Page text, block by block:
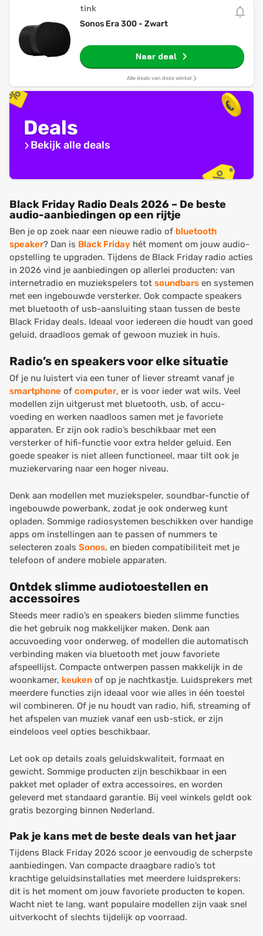
tink
Sonos Era 300 - Zwart
Naar deal
Alle deals van deze winkel
Deals
Bekijk alle deals
Black Friday Radio Deals 2026 – De beste
audio-aanbiedingen op een rijtje
Ben je op zoek naar een nieuwe radio of bluetooth
speaker? Dan is Black Friday hét moment om jouw audio-
opstelling te upgraden. Tijdens de Black Friday radio acties
in 2026 vind je aanbiedingen op allerlei producten: van
internetradio en muziekspelers tot soundbars en systemen
met een ingebouwde versterker. Ook compacte speakers
met bluetooth of usb-aansluiting staan tussen de beste
Black Friday deals. Ideaal voor iedereen die houdt van goed
geluid, draadloos gemak of gewoon muziek in huis.
Radio’s en speakers voor elke situatie
Of je nu luistert via een tuner of liever streamt vanaf je
smartphone of computer, er is voor ieder wat wils. Veel
modellen zijn uitgerust met bluetooth, usb, of accu-
voeding en werken naadloos samen met je favoriete
apparaten. Er zijn ook radio’s beschikbaar met een
versterker of hifi-functie voor extra helder geluid. Een
goede speaker is niet alleen functioneel, maar tilt ook je
muziekervaring naar een hoger niveau.
Denk aan modellen met muziekspeler, soundbar-functie of
ingebouwde powerbank, zodat je ook onderweg kunt
opladen. Sommige radiosystemen beschikken over handige
apps om instellingen aan te passen of nummers te
selecteren zoals Sonos, en bieden compatibiliteit met je
telefoon of andere mobiele apparaten.
Ontdek slimme audiotoestellen en
accessoires
Steeds meer radio’s en speakers bieden slimme functies
die het gebruik nog makkelijker maken. Denk aan
accuvoeding voor onderweg, of modellen die automatisch
verbinding maken via bluetooth met jouw favoriete
afspeellijst. Compacte ontwerpen passen makkelijk in de
woonkamer, keuken of op je nachtkastje. Luidsprekers met
meerdere functies zijn ideaal voor wie alles in één toestel
wil combineren. Of je nu houdt van radio, hifi, streaming of
het afspelen van muziek vanaf een usb-stick, er zijn
eindeloos veel opties beschikbaar.
Let ook op details zoals geluidskwaliteit, formaat en
gewicht. Sommige producten zijn beschikbaar in een
pakket met oplader of extra accessoires, en worden
geleverd met standaard garantie. Bij veel winkels geldt ook
gratis bezorging binnen Nederland.
Pak je kans met de beste deals van het jaar
Tijdens Black Friday 2026 scoor je eenvoudig de scherpste
aanbiedingen. Van compacte draagbare radio’s tot
krachtige geluidsinstallaties met meerdere luidsprekers:
dit is het moment om jouw favoriete producten te kopen.
Wacht niet te lang, want populaire modellen zijn vaak snel
uitverkocht of slechts tijdelijk op voorraad.